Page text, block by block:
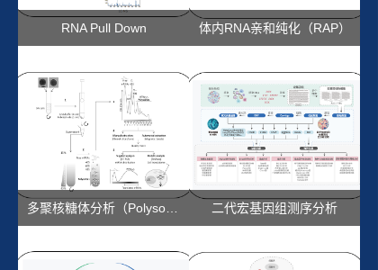
RNA Pull Down 体内RNA亲和纯化（RAP）
多聚核糖体分析（Polysome Profiling） 二代宏基因组测序分析